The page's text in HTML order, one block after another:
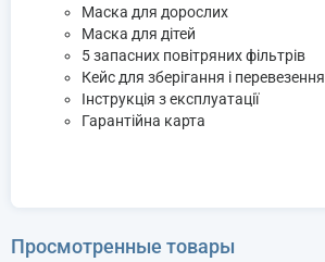
Маска для дорослих
Маска для дітей
5 запасних повітряних фільтрів
Кейс для зберігання і перевезення
Інструкція з експлуатації
Гарантійна карта
Просмотренные товары